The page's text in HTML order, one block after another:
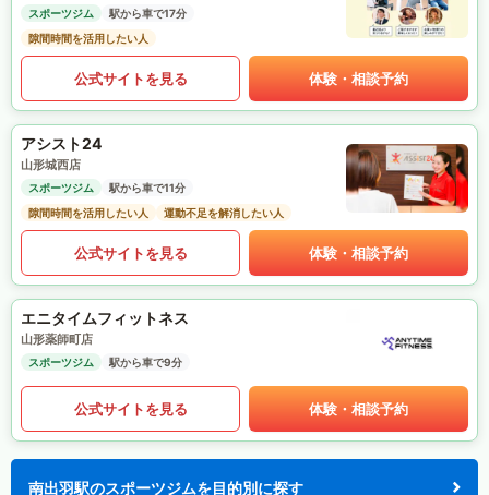
スポーツジム
駅から車で17分
隙間時間を活用したい人
公式サイトを見る 体験・相談予約
アシスト24
山形城西店
スポーツジム
駅から車で11分
隙間時間を活用したい人
運動不足を解消したい人
公式サイトを見る 体験・相談予約
エニタイムフィットネス
山形薬師町店
スポーツジム 駅から車で9分
公式サイトを見る 体験・相談予約
南出羽駅のスポーツジムを目的別に探す